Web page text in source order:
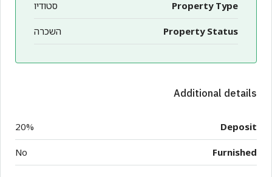
Property Type סטודיו
Property Status השכרה
Additional details
Deposit
20%
Furnished
No